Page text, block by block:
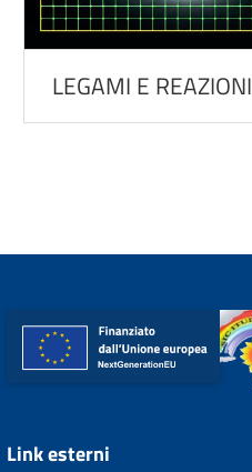
LEGAMI E REAZIONI
Link esterni